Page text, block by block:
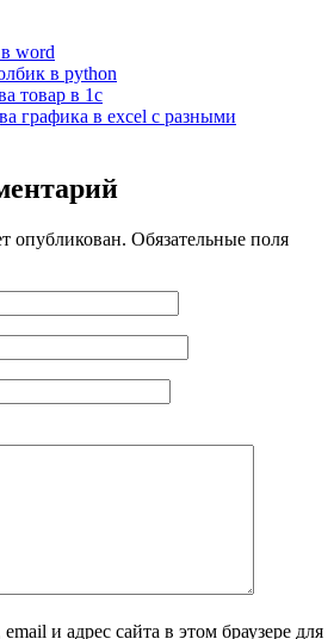
word
в python
товар в 1с
графика в excel с разными
опубликован. Обязательные поля
и адрес сайта в этом браузере для